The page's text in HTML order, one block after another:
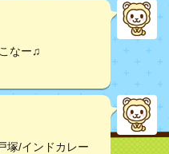
なー♫
塚/インドカレー